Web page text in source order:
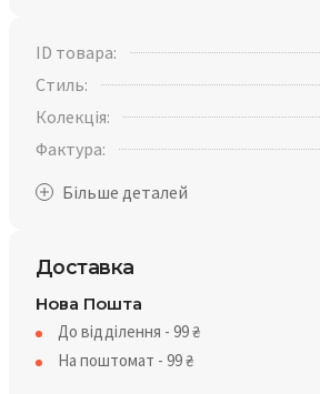
ID товара:
Стиль:
Колекція:
Фактура:
Доставка
Нова Пошта
До відділення - 99₴
На поштомат - 99₴